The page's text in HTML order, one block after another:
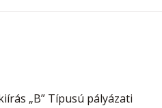
„B” Típusú pályázati